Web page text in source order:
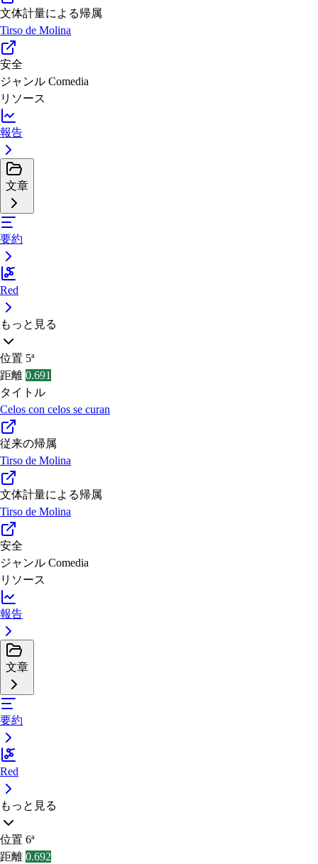
文体計量による帰属
Tirso de Molina
安全
ジャンル Comedia
リソース
報告
文章
要約
Red
もっと見る
位置 5ª
距離 0.691
タイトル
Celos con celos se curan
従来の帰属
Tirso de Molina
文体計量による帰属
Tirso de Molina
安全
ジャンル Comedia
リソース
報告
文章
要約
Red
もっと見る
位置 6ª
距離 0.692